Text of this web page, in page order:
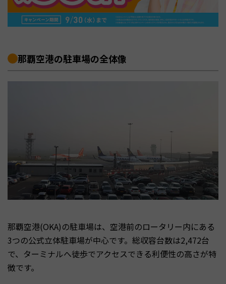
那覇空港の駐車場の全体像
那覇空港(OKA)の駐車場は、空港前のロータリー内にある
3つの公式立体駐車場が中心です。総収容台数は2,472台
で、ターミナルへ徒歩でアクセスできる利便性の高さが特
徴です。